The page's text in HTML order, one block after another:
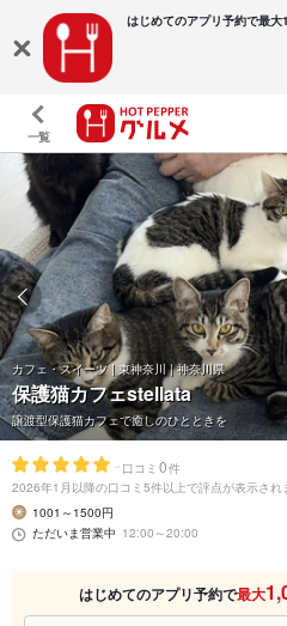
はじめてのアプリ予約で最大
一覧
カフェ・スイーツ | 東神奈川 | 神奈川県
保護猫カフェstellata
譲渡型保護猫カフェで癒しのひとときを
- 口コミ 0件
2026年1月以降の口コミ5件以上で評点が表示され
1001～1500円
ただいま営業中 12:00～20:00
はじめてのアプリ予約で最大